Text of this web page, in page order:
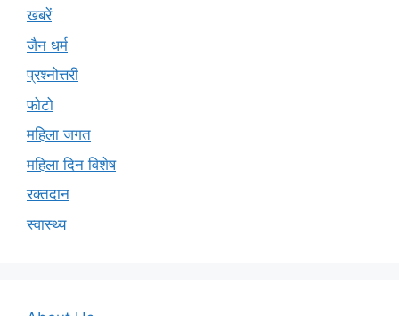
खबरें
जैन धर्म
प्रश्नोत्तरी
फोटो
महिला जगत
महिला दिन विशेष
रक्तदान
स्वास्थ्य